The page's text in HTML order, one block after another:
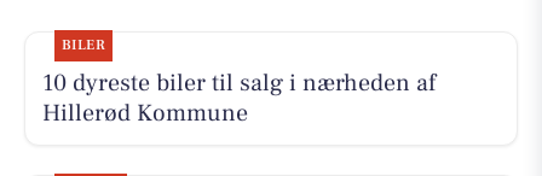
BILER
10 dyreste biler til salg i nærheden af
Hillerød Kommune